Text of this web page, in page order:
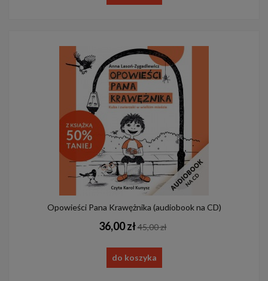
Opowieści Pana Krawężnika (audiobook na CD)
36,00 zł45,00 zł
do koszyka